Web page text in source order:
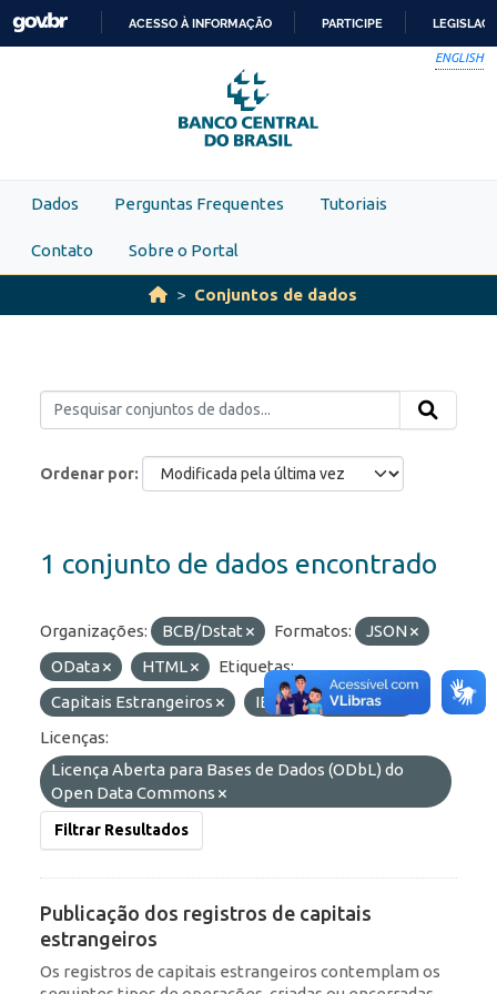
Skip to main content
PARA
O
CONTEÚDO
ACESSO À INFORMAÇÃO PARTICIPE
ENGLISH
Dados Perguntas Frequentes Tutoriais
Contato Sobre o Portal
Conjuntos de dados
Ordenar por
1 conjunto de dados encontrado
Organizações: BCB/Dstat Formatos:
JSON
OData
HTML
Etiquetas:
Capitais Estrangeiros
IED
Portfólio
Licenças:
Licença Aberta para Bases de Dados (ODbL) do
Open Data Commons
Filtrar Resultados
Publicação dos registros de capitais
estrangeiros
Os registros de capitais estrangeiros contemplam os